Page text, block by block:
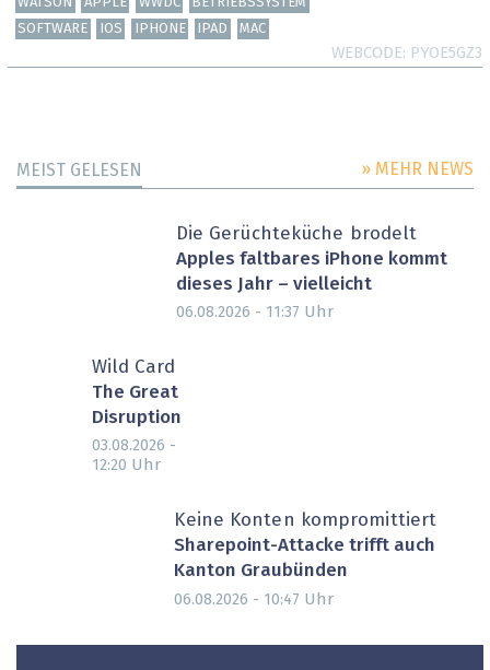
SOFTWARE
IOS IPHONE IPAD MAC
WEBCODE PYOE5GZ3
MEIST GELESEN » MEHR NEWS
Die Gerüchteküche brodelt
Apples faltbares iPhone kommt
dieses Jahr – vielleicht
06.08.2026 - 11:37 Uhr
Wild Card
The Great
Disruption
03.08.2026 -
12:20 Uhr
Keine Konten kompromittiert
Sharepoint-Attacke trifft auch
Kanton Graubünden
06.08.2026 - 10:47 Uhr